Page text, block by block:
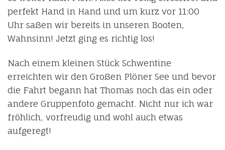
perfekt Hand in Hand und um kurz vor 11:00
Uhr saßen wir bereits in unseren Booten,
Wahnsinn! Jetzt ging es richtig los!
Nach einem kleinen Stück Schwentine
erreichten wir den Großen Plöner See und bevor
die Fahrt begann hat Thomas noch das ein oder
andere Gruppenfoto gemacht. Nicht nur ich war
fröhlich, vorfreudig und wohl auch etwas
aufgeregt!